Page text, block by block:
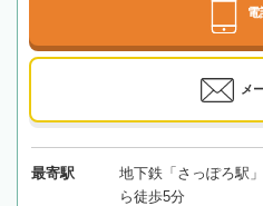
電
メ
最寄駅
地下鉄「さっぽろ駅
ら徒歩5分